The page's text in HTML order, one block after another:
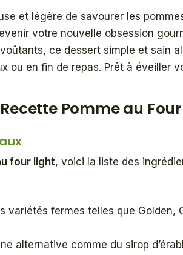
et légère de savourer les
votre nouvelle obsession
ce dessert simple et sain
ou en fin de repas. Prêt à éveiller
Pomme au
four light, voici la liste des
variétés fermes telles que Golden,
alternative comme du sirop